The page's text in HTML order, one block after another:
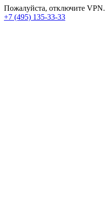
Пожалуйста, отключите VPN.
+7 (495) 135-33-33